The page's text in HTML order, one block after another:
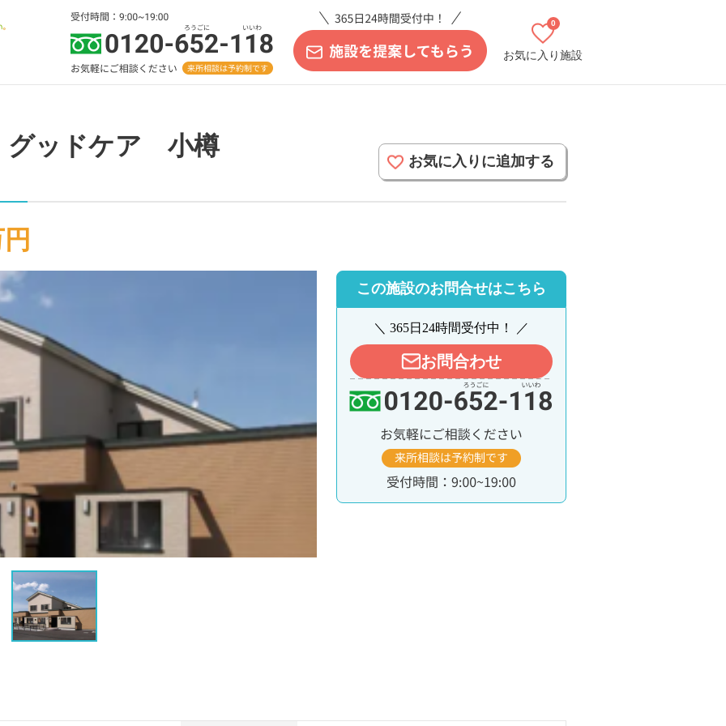
0
お気に入り施設
ッドケア 小樽
お気に入りに追加する
この施設のお問合せはこちら
＼ 365日24時間受付中！ ／
お問合わせ